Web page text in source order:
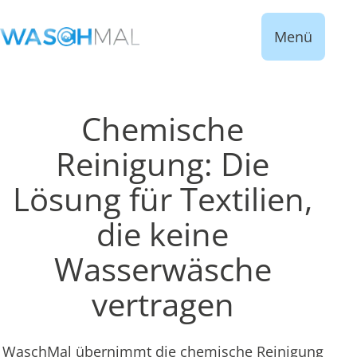
Menü
Chemische
Reinigung: Die
Lösung für Textilien,
die keine
Wasserwäsche
vertragen
WaschMal übernimmt die chemische Reinigung